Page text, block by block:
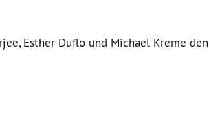
Esther Duflo und Michael Kreme